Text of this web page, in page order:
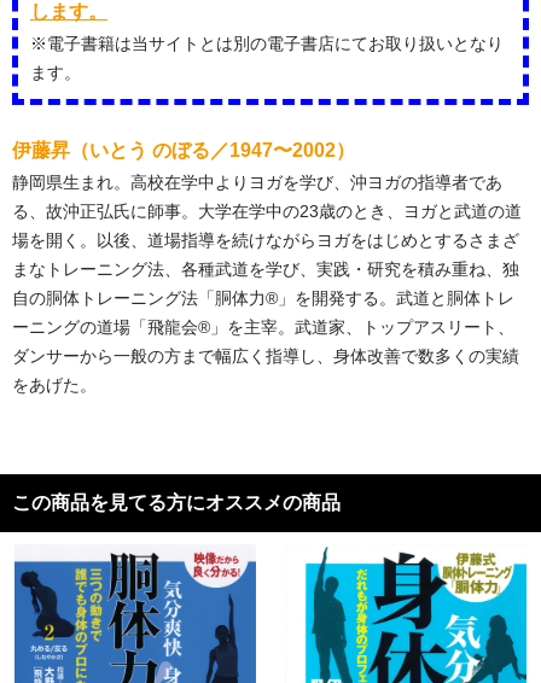
します。
※電子書籍は当サイトとは別の電子書店にてお取り扱いとなり
ます。
伊藤昇（いとう のぼる／1947〜2002）
静岡県生まれ。高校在学中よりヨガを学び、沖ヨガの指導者であ
る、故沖正弘氏に師事。大学在学中の23歳のとき、ヨガと武道の道
場を開く。以後、道場指導を続けながらヨガをはじめとするさまざ
まなトレーニング法、各種武道を学び、実践・研究を積み重ね、独
自の胴体トレーニング法「胴体力®」を開発する。武道と胴体トレ
ーニングの道場「飛龍会®」を主宰。武道家、トップアスリート、
ダンサーから一般の方まで幅広く指導し、身体改善で数多くの実績
をあげた。
この商品を見てる方にオススメの商品